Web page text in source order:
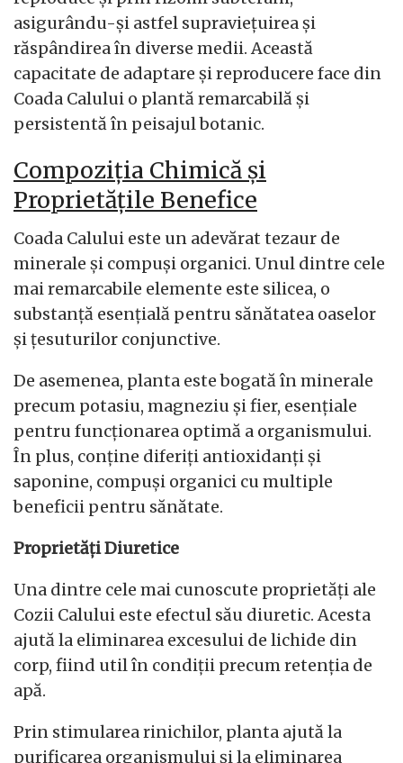
asigurându-și astfel supraviețuirea și
răspândirea în diverse medii. Această
capacitate de adaptare și reproducere face din
Coada Calului o plantă remarcabilă și
persistentă în peisajul botanic.
Compoziția Chimică și
Proprietățile Benefice
Coada Calului este un adevărat tezaur de
minerale și compuși organici. Unul dintre cele
mai remarcabile elemente este silicea, o
substanță esențială pentru sănătatea oaselor
și țesuturilor conjunctive.
De asemenea, planta este bogată în minerale
precum potasiu, magneziu și fier, esențiale
pentru funcționarea optimă a organismului.
În plus, conține diferiți antioxidanți și
saponine, compuși organici cu multiple
beneficii pentru sănătate.
Proprietăți Diuretice
Una dintre cele mai cunoscute proprietăți ale
Cozii Calului este efectul său diuretic. Acesta
ajută la eliminarea excesului de lichide din
corp, fiind util în condiții precum retenția de
apă.
Prin stimularea rinichilor, planta ajută la
purificarea organismului și la eliminarea